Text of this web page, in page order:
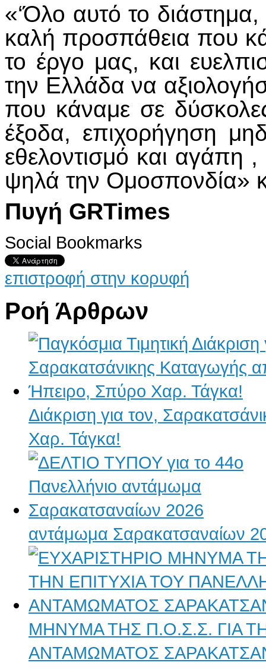
«‘Όλο αυτό το
καλή προσπάθεια που
το έργο μας, και
την Ελλάδα να
που κάναμε σε
έξοδα, επιχορήγηση
εθελοντισμό και
ψηλά την Ομοσπονδία»
Πυγή GRTimes
Social Bookmarks
επιστροφή στην κορυφή
Ροή Άρθρων
Διάκριση για τον,
Χαρ. Τάγκα!
αντάμωμα Σαρακατσαναίων
ΜΗΝΥΜΑ ΤΗΣ Π.Ο.Σ.Σ. ΓΙΑ
ΑΝΤΑΜΩΜΑΤΟΣ